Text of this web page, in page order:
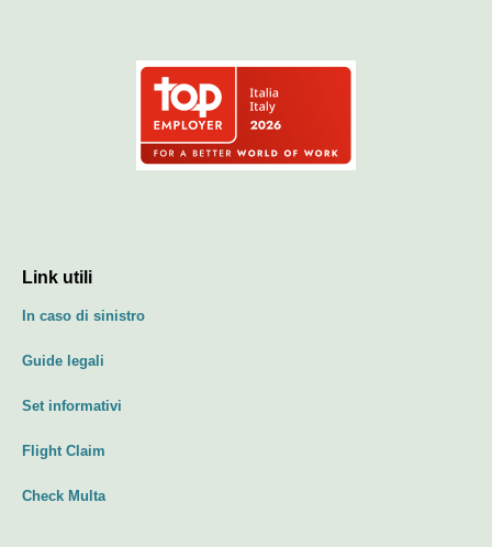
Link utili
In caso di sinistro
Guide legali
Set informativi
Flight Claim
Check Multa